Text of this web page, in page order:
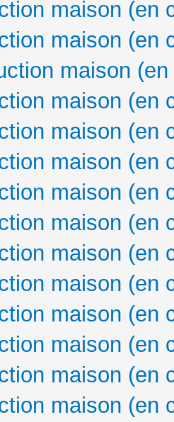
maison (en
maison (en
maison
maison (en
maison (en
maison (en
maison (en
maison (en
maison (en
maison (en
maison (en
maison (en
maison (en
maison (en